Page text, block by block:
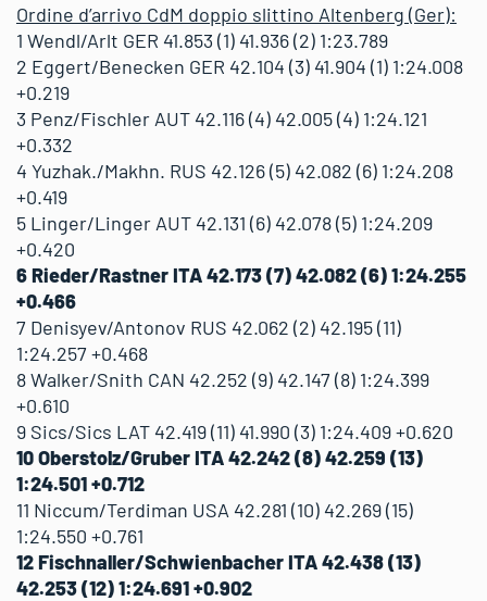
Ordine d’arrivo CdM doppio slittino Altenberg (Ger):
1 Wendl/Arlt GER 41.853 (1) 41.936 (2) 1:23.789
2 Eggert/Benecken GER 42.104 (3) 41.904 (1) 1:24.008
+0.219
3 Penz/Fischler AUT 42.116 (4) 42.005 (4) 1:24.121
+0.332
4 Yuzhak./Makhn. RUS 42.126 (5) 42.082 (6) 1:24.208
+0.419
5 Linger/Linger AUT 42.131 (6) 42.078 (5) 1:24.209
+0.420
6 Rieder/Rastner ITA 42.173 (7) 42.082 (6) 1:24.255
+0.466
7 Denisyev/Antonov RUS 42.062 (2) 42.195 (11)
1:24.257 +0.468
8 Walker/Snith CAN 42.252 (9) 42.147 (8) 1:24.399
+0.610
9 Sics/Sics LAT 42.419 (11) 41.990 (3) 1:24.409 +0.620
10 Oberstolz/Gruber ITA 42.242 (8) 42.259 (13)
1:24.501 +0.712
11 Niccum/Terdiman USA 42.281 (10) 42.269 (15)
1:24.550 +0.761
12 Fischnaller/Schwienbacher ITA 42.438 (13)
42.253 (12) 1:24.691 +0.902